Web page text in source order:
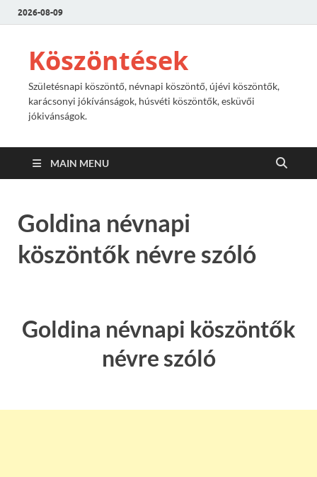
2026-08-09
Köszöntések
Születésnapi köszöntő, névnapi köszöntő, újévi köszöntők,
karácsonyi jókívánságok, húsvéti köszöntők, esküvői
jókivánságok.
MAIN MENU
Goldina névnapi
köszöntők névre szóló
Goldina névnapi köszöntők
névre szóló